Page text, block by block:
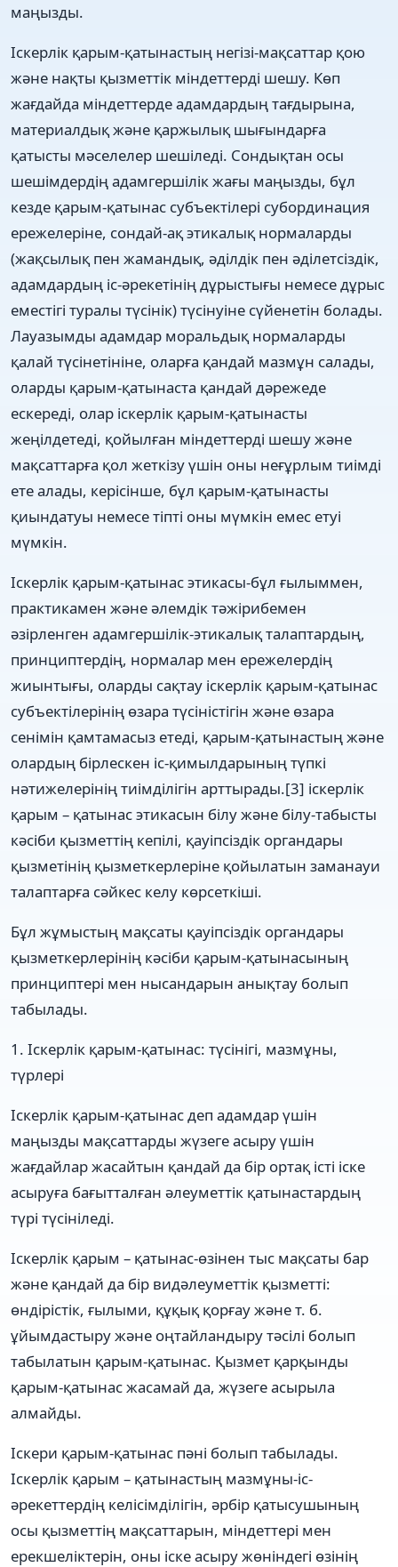
маңызды.
Іскерлік қарым-қатынастың негізі-мақсаттар қою
және нақты қызметтік міндеттерді шешу. Көп
жағдайда міндеттерде адамдардың тағдырына,
материалдық және қаржылық шығындарға
қатысты мәселелер шешіледі. Сондықтан осы
шешімдердің адамгершілік жағы маңызды, бұл
кезде қарым-қатынас субъектілері субординация
ережелеріне, сондай-ақ этикалық нормаларды
(жақсылық пен жамандық, әділдік пен әділетсіздік,
адамдардың іс-әрекетінің дұрыстығы немесе дұрыс
еместігі туралы түсінік) түсінуіне сүйенетін болады.
Лауазымды адамдар моральдық нормаларды
қалай түсінетініне, оларға қандай мазмұн салады,
оларды қарым-қатынаста қандай дәрежеде
ескереді, олар іскерлік қарым-қатынасты
жеңілдетеді, қойылған міндеттерді шешу және
мақсаттарға қол жеткізу үшін оны неғұрлым тиімді
ете алады, керісінше, бұл қарым-қатынасты
қиындатуы немесе тіпті оны мүмкін емес етуі
мүмкін.
Іскерлік қарым-қатынас этикасы-бұл ғылыммен,
практикамен және әлемдік тәжірибемен
әзірленген адамгершілік-этикалық талаптардың,
принциптердің, нормалар мен ережелердің
жиынтығы, оларды сақтау іскерлік қарым-қатынас
субъектілерінің өзара түсіністігін және өзара
сенімін қамтамасыз етеді, қарым-қатынастың және
олардың бірлескен іс-қимылдарының түпкі
нәтижелерінің тиімділігін арттырады.[3] іскерлік
қарым – қатынас этикасын білу және білу-табысты
кәсіби қызметтің кепілі, қауіпсіздік органдары
қызметінің қызметкерлеріне қойылатын заманауи
талаптарға сәйкес келу көрсеткіші.
Бұл жұмыстың мақсаты қауіпсіздік органдары
қызметкерлерінің кәсіби қарым-қатынасының
принциптері мен нысандарын анықтау болып
табылады.
1. Іскерлік қарым-қатынас: түсінігі, мазмұны,
түрлері
Іскерлік қарым-қатынас деп адамдар үшін
маңызды мақсаттарды жүзеге асыру үшін
жағдайлар жасайтын қандай да бір ортақ істі іске
асыруға бағытталған әлеуметтік қатынастардың
түрі түсініледі.
Іскерлік қарым – қатынас-өзінен тыс мақсаты бар
және қандай да бір видәлеуметтік қызметті:
өндірістік, ғылыми, құқық қорғау және т. б.
ұйымдастыру және оңтайландыру тәсілі болып
табылатын қарым-қатынас. Қызмет қарқынды
қарым-қатынас жасамай да, жүзеге асырыла
алмайды.
Іскери қарым-қатынас пәні болып табылады.
Іскерлік қарым – қатынастың мазмұны-іс-
әрекеттердің келісімділігін, әрбір қатысушының
осы қызметтің мақсаттарын, міндеттері мен
ерекшеліктерін, оны іске асыру жөніндегі өзінің